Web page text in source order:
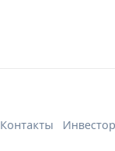
Контакты